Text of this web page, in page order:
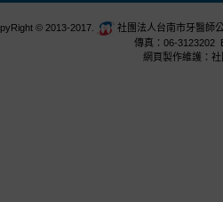
© 2013-2017.
社團法人台南市牙醫師
傳真：06-3123202
網頁製作維護：